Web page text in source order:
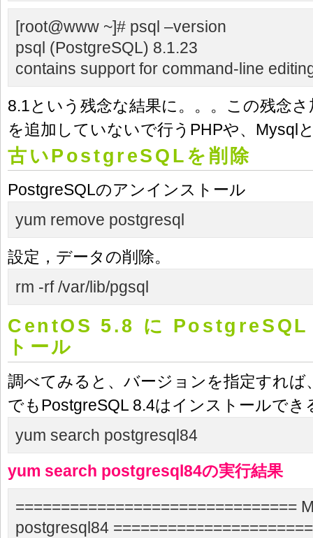
[root@www ~]# psql –version
psql (PostgreSQL) 8.1.23
contains support for command-line
8.1という残念な結果に。。。この残念
を追加していないで行うPHPや、Mysql
古いPostgreSQLを削除
PostgreSQLのアンインストール
yum remove postgresql
設定，データの削除。
rm -rf /var/lib/pgsql
CentOS 5.8 に PostgreSQL
トール
調べてみると、バージョンを指定すれば
でもPostgreSQL 8.4はインストールでき
yum search postgresql84
yum search postgresql84の実行結果
===============================
postgresql84